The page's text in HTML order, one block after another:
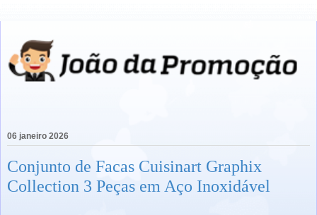
06 janeiro 2026
Conjunto de Facas Cuisinart Graphix
Collection 3 Peças em Aço Inoxidável